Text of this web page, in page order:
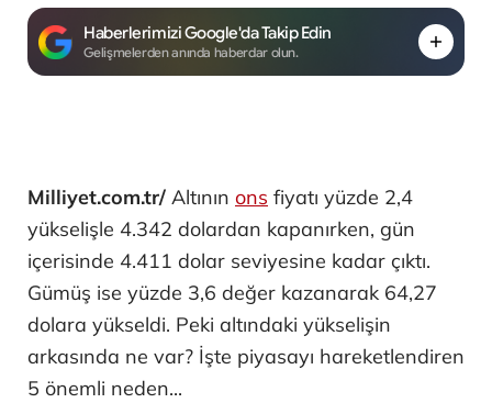
Haberlerimizi Google'da Takip Edin
Gelişmelerden anında haberdar olun.
Milliyet.com.tr/ Altının ons fiyatı yüzde 2,4
yükselişle 4.342 dolardan kapanırken, gün
içerisinde 4.411 dolar seviyesine kadar çıktı.
Gümüş ise yüzde 3,6 değer kazanarak 64,27
dolara yükseldi. Peki altındaki yükselişin
arkasında ne var? İşte piyasayı hareketlendiren
5 önemli neden...